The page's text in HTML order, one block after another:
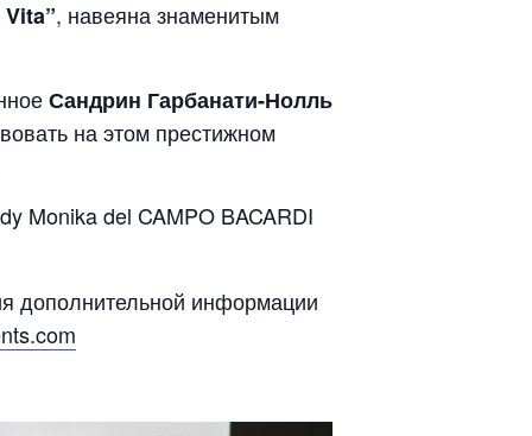
, навеяна знаменитым
Сандрин Гарбанати-Нолль
на этом престижном
Monika del CAMPO BACARDI
дополнительной информации